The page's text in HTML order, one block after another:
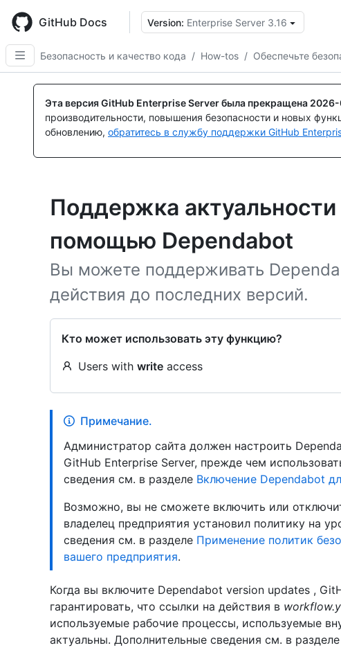
main
content
GitHub Docs Version: Enterprise Server 3.16
Безопасность и качество кода / How-tos / Обеспечьте
Эта версия GitHub Enterprise Server была прекращена 2026-
производительности, повышения безопасности и новых
обновлению, обратитесь в службу поддержки GitHub
Поддержка актуальности
помощью Dependabot
Вы можете поддерживать
действия до последних версий.
Кто может использовать эту функцию?
Users with write access
Примечание.
Администратор сайта должен настроить
GitHub Enterprise Server, прежде чем
сведения см. в разделе Включение Dependabot
Возможно, вы не сможете включить или
владелец предприятия установил политику на
сведения см. в разделе Применение политик
вашего предприятия.
Когда вы включите Dependabot version updates ,
гарантировать, что ссылки на действия в
используемые рабочие процессы, используемые
актуальны. Дополнительные сведения см. в разделе